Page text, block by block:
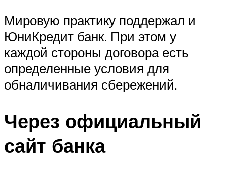
Мировую практику поддержал и
ЮниКредит банк. При этом у
каждой стороны договора есть
определенные условия для
обналичивания сбережений.
Через официальный
сайт банка